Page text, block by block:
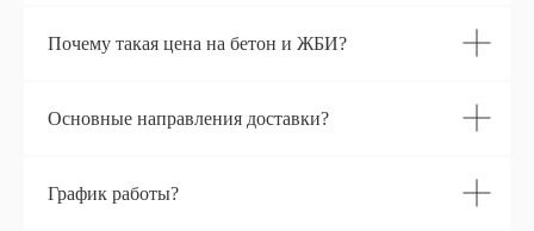
Почему такая цена на бетон и ЖБИ?
Основные направления доставки?
График работы?